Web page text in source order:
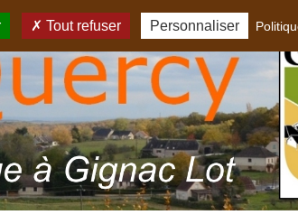
Tout refuser Personnaliser